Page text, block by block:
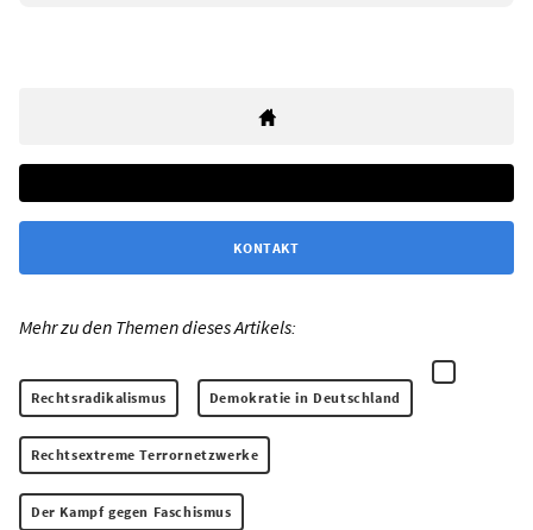
KONTAKT
Mehr zu den Themen dieses Artikels:
Rechtsradikalismus Demokratie in Deutschland
Rechtsextreme Terrornetzwerke
Der Kampf gegen Faschismus